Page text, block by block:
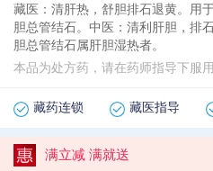
藏医：清肝热，舒胆排石退黄。用
胆总管结石。中医：清利肝胆，排
胆总管结石属肝胆湿热者。
本品为处方药，请在药师指导下服用
藏药连锁 藏医指导
满立减 满就送